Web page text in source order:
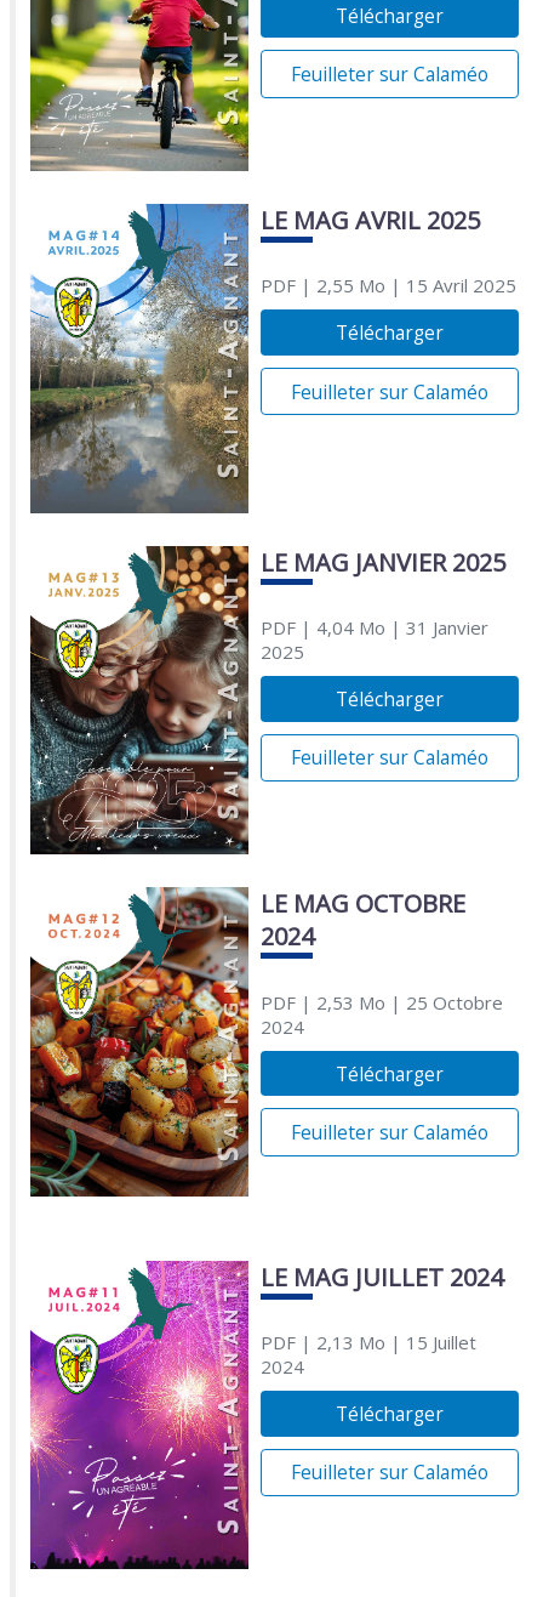
Télécharger
Feuilleter sur Calaméo
LE MAG AVRIL 2025
PDF| 2,55 Mo | 15 Avril 2025
Télécharger
Feuilleter sur Calaméo
LE MAG JANVIER 2025
PDF| 4,04 Mo | 31 Janvier
2025
Télécharger
Feuilleter sur Calaméo
LE MAG OCTOBRE
2024
PDF| 2,53 Mo | 25 Octobre
2024
Télécharger
Feuilleter sur Calaméo
LE MAG JUILLET 2024
PDF| 2,13 Mo | 15 Juillet
2024
Télécharger
Feuilleter sur Calaméo